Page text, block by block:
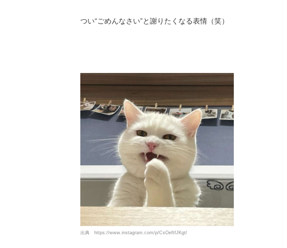
つい“ごめんなさい”と謝りたくなる表情（笑）
出典 https://www.instagram.com/p/CsOeftfJKgt/